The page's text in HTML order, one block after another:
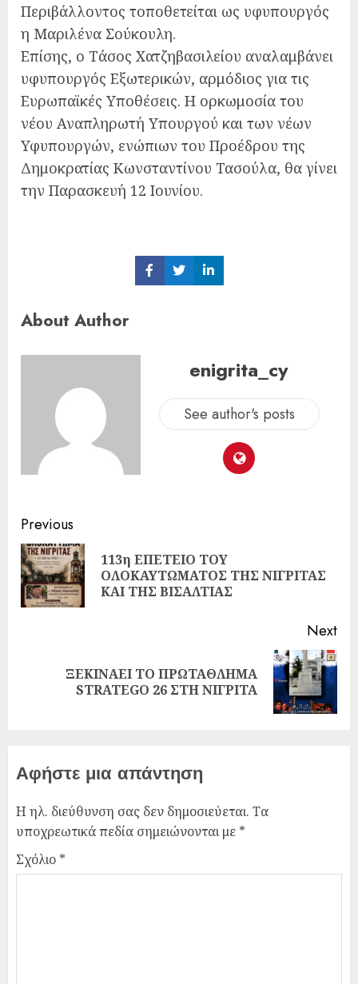
Περιβάλλοντος τοποθετείται ως υφυπουργός
η Μαριλένα Σούκουλη.
Επίσης, ο Τάσος Χατζηβασιλείου αναλαμβάνει
υφυπουργός Εξωτερικών, αρμόδιος για τις
Ευρωπαϊκές Υποθέσεις. Η ορκωμοσία του
νέου Αναπληρωτή Υπουργού και των νέων
Υφυπουργών, ενώπιων του Προέδρου της
Δημοκρατίας Κωνσταντίνου Τασούλα, θα γίνει
την Παρασκευή 12 Ιουνίου.
Share
on
Share
on
Share
on
About Author
enigrita_cy
See author's posts
Previous
113η ΕΠΕΤΕΙΟ ΤΟΥ
ΟΛΟΚΑΥΤΩΜΑΤΟΣ ΤΗΣ ΝΙΓΡΙΤΑΣ
ΚΑΙ ΤΗΣ ΒΙΣΑΛΤΙΑΣ
Next
ΞΕΚΙΝΑΕΙ ΤΟ ΠΡΩΤΑΘΛΗΜΑ
STRATEGO 26 ΣΤΗ ΝΙΓΡΙΤΑ
Αφήστε μια απάντηση
Η ηλ. διεύθυνση σας δεν δημοσιεύεται. Τα
υποχρεωτικά πεδία σημειώνονται με *
Σχόλιο *